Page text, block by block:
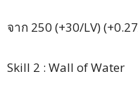
จาก 250 (+30/LV)
Skill 2 : Wall of Water